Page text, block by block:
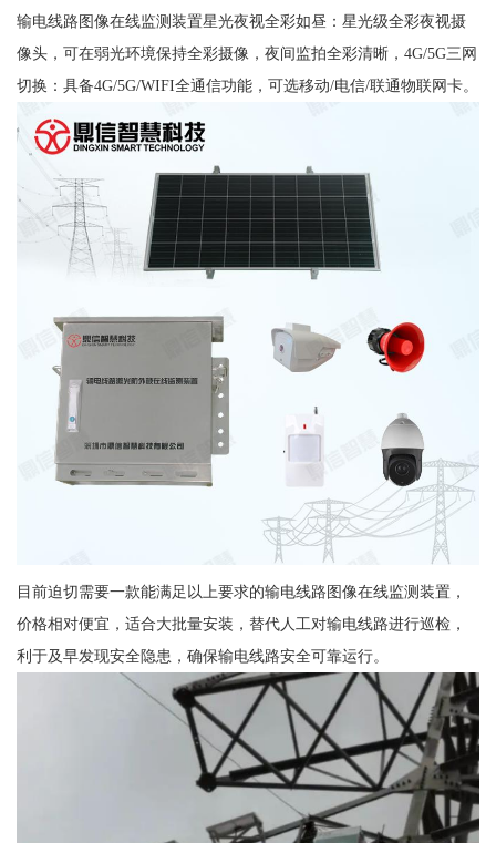
输电线路图像在线监测装置星光夜视全彩如昼：星光级全彩夜视摄
像头，可在弱光环境保持全彩摄像，夜间监拍全彩清晰，4G/5G三网
切换：具备4G/5G/WIFI全通信功能，可选移动/电信/联通物联网卡。
目前迫切需要一款能满足以上要求的输电线路图像在线监测装置，
价格相对便宜，适合大批量安装，替代人工对输电线路进行巡检，
利于及早发现安全隐患，确保输电线路安全可靠运行。